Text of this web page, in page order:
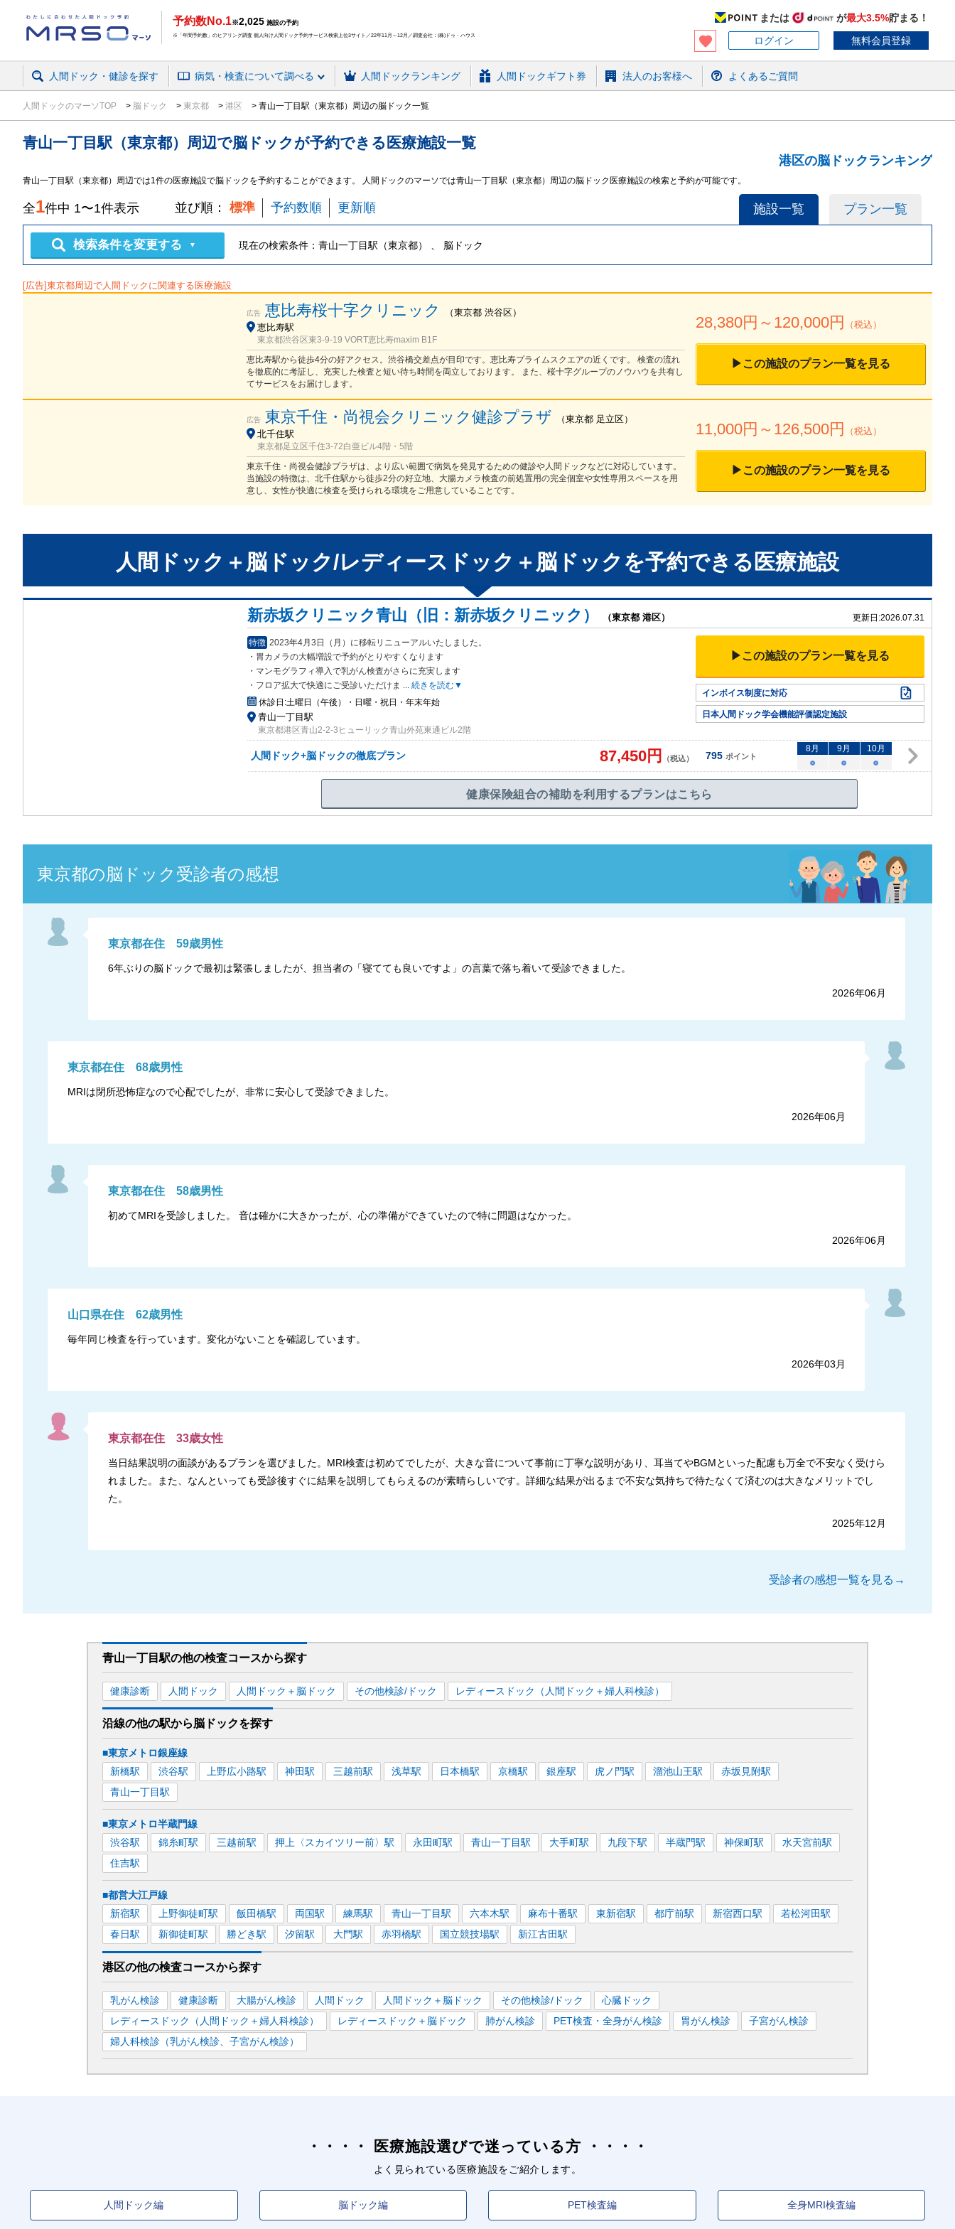
予約数No.1※2,025 施設の予約
※「年間予約数」のヒアリング調査 個人向け人間ドック予約サービス検索上位3サイト／22年11月～12月／調査会社：(株)ドゥ・ハウス
または が最大3.5%貯まる！
ログイン
無料会員登録
人間ドック・健診を探す 病気・検査について調べる 人間ドックランキング 人間ドックギフト券 法人のお客様へ よくあるご質問
人間ドックのマーソTOP 脳ドック 東京都 港区 青山一丁目駅（東京都）周辺の脳ドック一覧
青山一丁目駅（東京都）周辺で脳ドックが予約できる 医療施設一覧
港区の脳ドックランキング
青山一丁目駅（東京都）周辺では1件の医療施設で脳ドックを予約することができます。 人間ドックのマーソでは青山一丁目駅（東京都）周辺の脳ドック医療施設の検索と予約が可能です。
施設一覧 プラン一覧
全1件中 1〜1件表示 並び順： 標準 予約数順 更新順
検索条件を変更する ▼ 現在の検索条件： 青山一丁目駅（東京都） 、 脳ドック
[広告]東京都周辺で人間ドックに関連する医療施設
広告 恵比寿桜十字クリニック （東京都 渋谷区）
恵比寿駅
東京都渋谷区東3-9-19 VORT恵比寿maxim B1F
恵比寿駅から徒歩4分の好アクセス。渋谷橋交差点が目印です。恵比寿プライムスクエアの近くです。 検査の流れ
を徹底的に考証し、充実した検査と短い待ち時間を両立しております。 また、桜十字グループのノウハウを共有し
てサービスをお届けします。
28,380円～ 120,000円 （税込）
▶この施設のプラン一覧を見る
広告 東京千住・尚視会クリニック健診プラザ （東京都 足立区）
北千住駅
東京都足立区千住3-72白亜ビル4階・5階
東京千住・尚視会健診プラザは、より広い範囲で病気を発見するための健診や人間ドックなどに対応しています。
当施設の特徴は、北千住駅から徒歩2分の好立地、大腸カメラ検査の前処置用の完全個室や女性専用スペースを用
意し、女性が快適に検査を受けられる環境をご用意していることです。
11,000円～ 126,500円 （税込）
▶この施設のプラン一覧を見る
人間ドック＋脳ドック/レディースドック＋脳ドック を予約できる 医療施設
新赤坂クリニック青山（旧：新赤坂クリニック） （東京都 港区） 更新日:2026.07.31
特徴 2023年4月3日（月）に移転リニューアルいたしました。
・胃カメラの大幅増設で予約がとりやすくな ります
・マンモグラフィ導入で乳がん検査がさらに充実します
・フロア拡大で快適にご受診いただけま ... 続きを読む▼
休診日:土曜日（午後）・日曜・祝日・年末年始
青山一丁目駅
東京都港区青山2-2-3ヒューリック青山外苑東通ビル2階
▶この施設のプラン一覧を見る
インボイス制度に対応
日本人間ドック学会機能評価認定施設
人間ドック+脳ドックの徹底プラン 87,450円 （税込） 795 ポイント
8月 9月 10月
○
○ ○
健康保険組合の補助を利用するプランはこちら
東京都の脳ドック 受診者の感想
東京都在住 59歳男性
6年ぶりの脳ドックで最初は緊張しましたが、担当者の「寝てても良いですよ」の言葉で落ち着いて受診できました。
2026年06月
東京都在住 68歳男性
MRIは閉所恐怖症なので心配でしたが、非常に安心して受診できました。
2026年06月
東京都在住 58歳男性
初めてMRIを受診しました。 音は確かに大きかったが、心の準備ができていたので特に問題はなかった。
2026年06月
山口県在住 62歳男性
毎年同じ検査を行っています。変化がないことを確認しています。
2026年03月
東京都在住 33歳女性
当日結果説明の面談があるプランを選びました。MRI検査は初めてでしたが、大きな音について事前に丁寧な説明があり、耳当てやBGMといった配慮も万全で不安なく受けら
れました。また、なんといっても受診後すぐに結果を説明してもらえるのが素晴らしいです。詳細な結果が出るまで不安な気持ちで待たなくて済むのは大きなメリットでし
た。
2025年12月
受診者の感想一覧を見る→
青山一丁目駅の他の検査コースから探す
健康診断 人間ドック 人間ドック＋脳ドック その他検診/ドック レディースドック（人間ドック＋婦人科検診）
沿線の他の駅から脳ドックを探す
■東京メトロ銀座線
新橋駅 渋谷駅 上野広小路駅 神田駅 三越前駅 浅草駅 日本橋駅 京橋駅 銀座駅 虎ノ門駅 溜池山王駅 赤坂見附駅
青山一丁目駅
■東京メトロ半蔵門線
渋谷駅 錦糸町駅 三越前駅 押上〈スカイツリー前〉 駅 永田町駅 青山一丁目駅 大手町駅 九段下駅 半蔵門駅 神保町駅 水天宮前駅
住吉駅
■都営大江戸線
新宿駅 上野御徒町駅 飯田橋駅 両国駅 練馬駅 青山一丁目駅 六本木駅 麻布十番駅 東新宿駅 都庁前駅 新宿西口駅 若松河田駅
春日駅 新御徒町駅 勝どき駅 汐留駅 大門駅 赤羽橋駅 国立競技場駅 新江古田駅
港区の他の検査コースから探す
乳がん検診 健康診断 大腸がん検診 人間ドック 人間ドック＋脳ドック その他検診/ドック
心臓ドック
レディースドック（人間ドック＋婦人科検診）
レディースドック＋脳ドック 肺がん検診 PET検査・全身がん検診 胃がん検診
子宮がん検診
婦人科検診（乳がん検診、子宮がん検診）
医療施設選びで迷っている方
よく見られている医療施設をご紹介します。
人間ドック編 脳ドック編 PET検査編 全身MRI検査編